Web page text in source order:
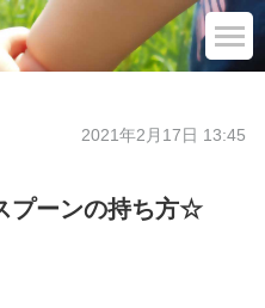
2021年2月17日 13:45
プーンの持ち方☆